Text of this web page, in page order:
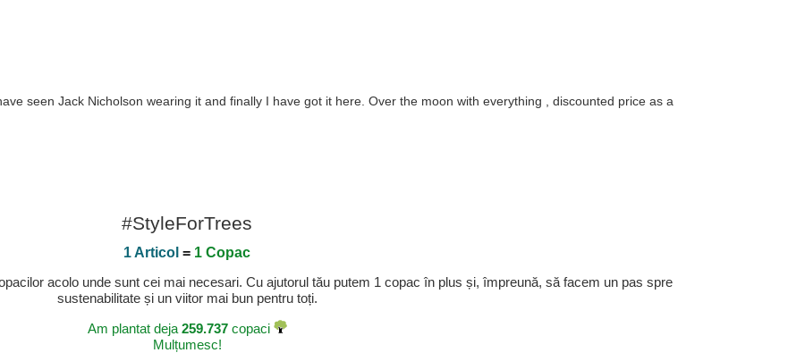
seen Jack Nicholson wearing it and finally I have got it here. Over the moon with everything , discounted price as a
#StyleForTrees
1 Articol = 1 Copac
acolo unde sunt cei mai necesari. Cu ajutorul tău putem 1 copac în plus și, împreună, să facem un pas spre
sustenabilitate și un viitor mai bun pentru toți.
Am plantat deja 259.737copaci
Mulțumesc!